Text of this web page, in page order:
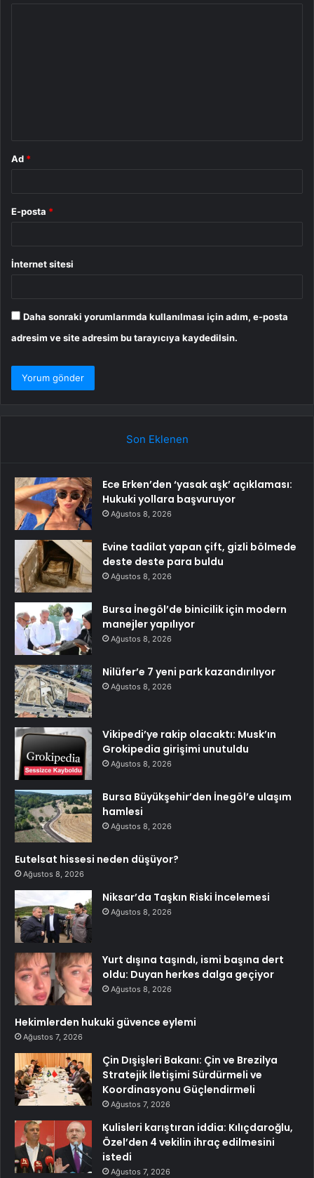
Ad *
E-posta *
İnternet sitesi
Daha sonraki yorumlarımda kullanılması için adım, e-posta
adresim ve site adresim bu tarayıcıya kaydedilsin.
Son Eklenen
Ece Erken’den ‘yasak aşk’ açıklaması:
Hukuki yollara başvuruyor
Ağustos 8, 2026
Evine tadilat yapan çift, gizli bölmede
deste deste para buldu
Ağustos 8, 2026
Bursa İnegöl’de binicilik için modern
manejler yapılıyor
Ağustos 8, 2026
Nilüfer’e 7 yeni park kazandırılıyor
Ağustos 8, 2026
Vikipedi’ye rakip olacaktı: Musk’ın
Grokipedia girişimi unutuldu
Ağustos 8, 2026
Bursa Büyükşehir’den İnegöl’e ulaşım
hamlesi
Ağustos 8, 2026
Eutelsat hissesi neden düşüyor?
Ağustos 8, 2026
Niksar’da Taşkın Riski İncelemesi
Ağustos 8, 2026
Yurt dışına taşındı, ismi başına dert
oldu: Duyan herkes dalga geçiyor
Ağustos 8, 2026
Hekimlerden hukuki güvence eylemi
Ağustos 7, 2026
Çin Dışişleri Bakanı: Çin ve Brezilya
Stratejik İletişimi Sürdürmeli ve
Koordinasyonu Güçlendirmeli
Ağustos 7, 2026
Kulisleri karıştıran iddia: Kılıçdaroğlu,
Özel’den 4 vekilin ihraç edilmesini
istedi
Ağustos 7, 2026